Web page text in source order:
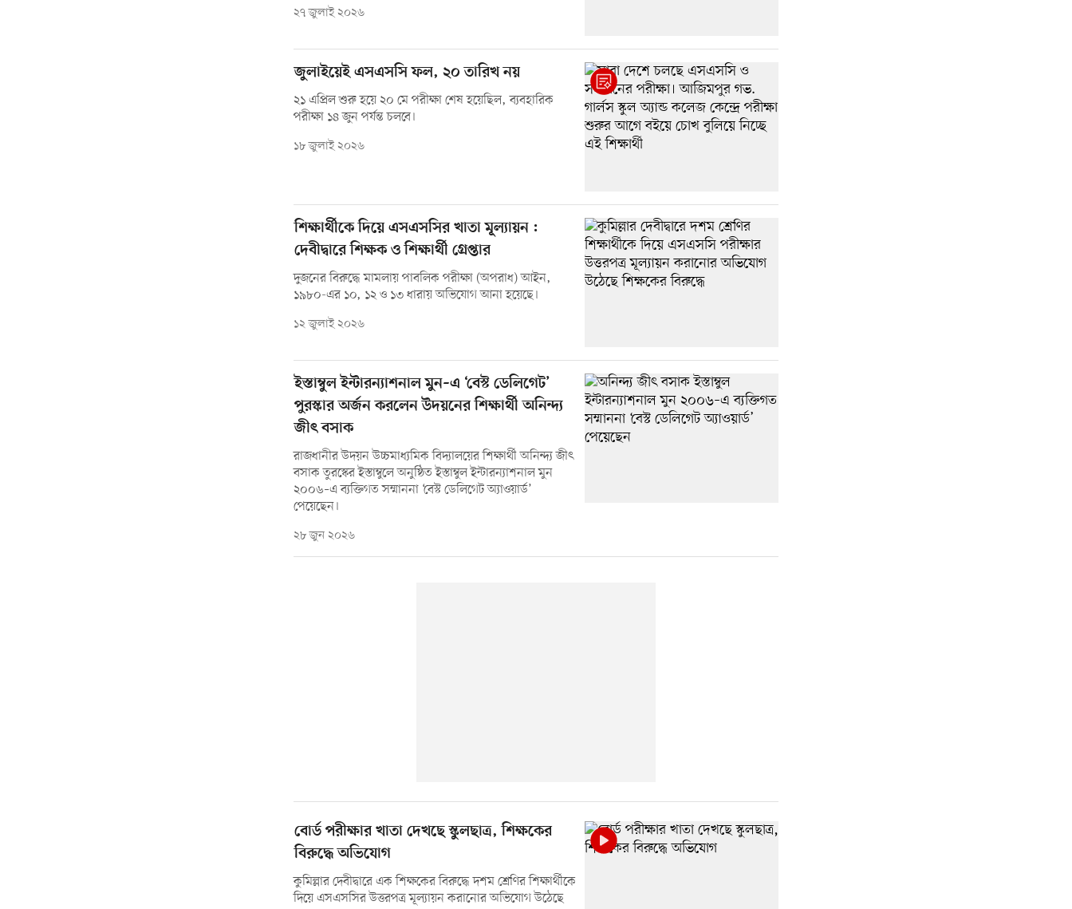
২৭ জুলাই ২০২৬
জুলাইয়েই এসএসসি ফল, ২০ তারিখ নয়
২১ এপ্রিল শুরু হয়ে ২০ মে পরীক্ষা শেষ হয়েছিল, ব্যবহারিক
পরীক্ষা ১৪ জুন পর্যন্ত চলবে।
১৮ জুলাই ২০২৬
শিক্ষার্থীকে দিয়ে এসএসসির খাতা মূল্যায়ন :
দেবীদ্বারে শিক্ষক ও শিক্ষার্থী গ্রেপ্তার
দুজনের বিরুদ্ধে মামলায় পাবলিক পরীক্ষা (অপরাধ) আইন,
১৯৮০-এর ১০, ১২ ও ১৩ ধারায় অভিযোগ আনা হয়েছে।
১২ জুলাই ২০২৬
ইস্তাম্বুল ইন্টারন্যাশনাল মুন–এ ‘বেস্ট ডেলিগেট’
পুরস্কার অর্জন করলেন উদয়নের শিক্ষার্থী অনিন্দ্য
জীৎ বসাক
রাজধানীর উদয়ন উচ্চমাধ্যমিক বিদ্যালয়ের শিক্ষার্থী অনিন্দ্য জীৎ
বসাক তুরস্কের ইস্তাম্বুলে অনুষ্ঠিত ইস্তাম্বুল ইন্টারন্যাশনাল মুন
২০০৬–এ ব্যক্তিগত সম্মাননা ‘বেস্ট ডেলিগেট অ্যাওয়ার্ড’
পেয়েছেন।
২৮ জুন ২০২৬
বোর্ড পরীক্ষার খাতা দেখছে স্কুলছাত্র, শিক্ষকের
বিরুদ্ধে অভিযোগ
কুমিল্লার দেবীদ্বারে এক শিক্ষকের বিরুদ্ধে দশম শ্রেণির শিক্ষার্থীকে
দিয়ে এসএসসির উত্তরপত্র মূল্যায়ন করানোর অভিযোগ উঠেছে